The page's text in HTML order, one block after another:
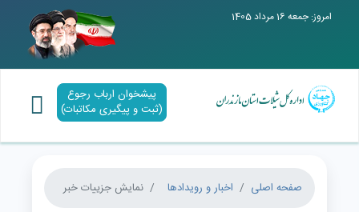
امروز: جمعه 16 مرداد 1405
پیشخوان ارباب رجوع
(ثبت و پیگیری مکاتبات)
صفحه اصلی اخبار و رویدادها نمایش جزییات خبر